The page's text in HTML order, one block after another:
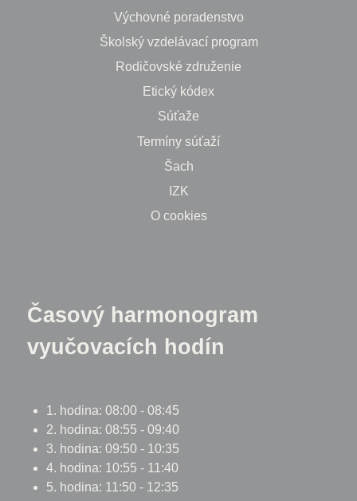
Výchovné poradenstvo
Školský vzdelávací program
Rodičovské združenie
Etický kódex
Súťaže
Termíny súťaží
Šach
IZK
O cookies
Časový harmonogram
vyučovacích hodín
1. hodina: 08:00 - 08:45
2. hodina: 08:55 - 09:40
3. hodina: 09:50 - 10:35
4. hodina: 10:55 - 11:40
5. hodina: 11:50 - 12:35